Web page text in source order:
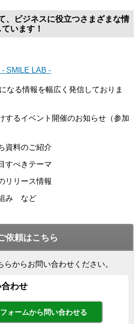
、ビジネスに役立つさまざまな情
います！
SMILE LAB -
なる情報を幅広く発信しておりま
するイベント開催のお知らせ（参加
資料のご紹介
すべきテーマ
リリース情報
み など
依頼はこちら
らからお問い合わせください。
わせ
ォームから問い合わせる